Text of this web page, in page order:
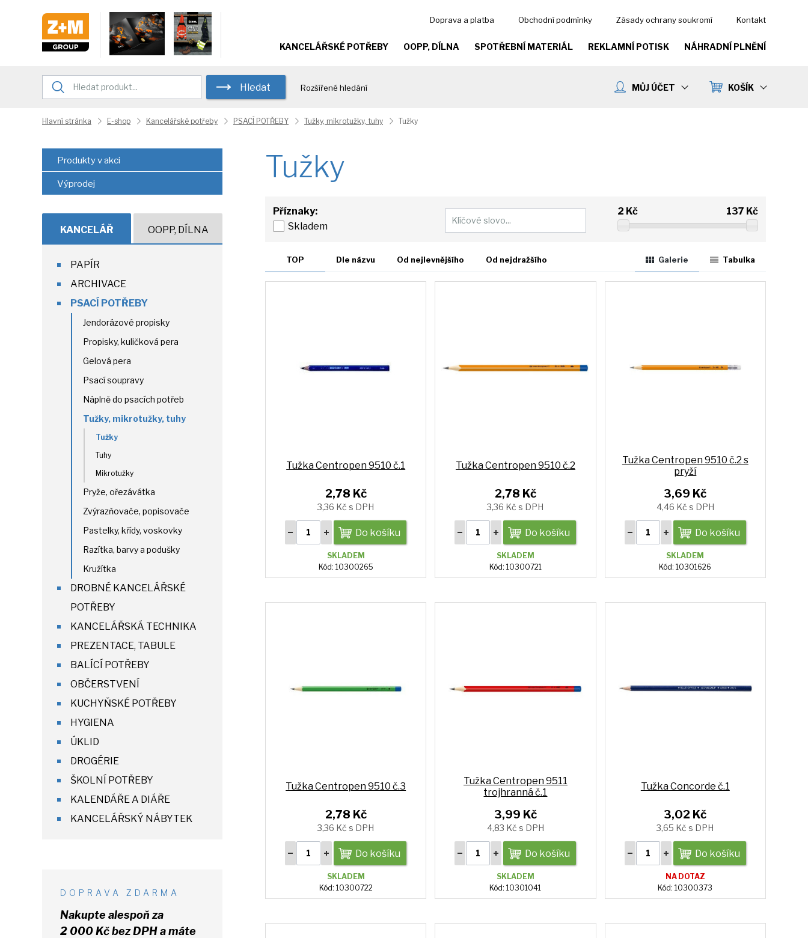
Doprava a platba Obchodní podmínky Zásady ochrany soukromí Kontakt
KANCELÁŘSKÉ POTŘEBY OOPP, DÍLNA SPOTŘEBNÍ MATERIÁL REKLAMNÍ POTISK NÁHRADNÍ PLNĚNÍ
Hledat Rozšířené hledání KOŠÍK
MŮJ ÚČET
Hlavní stránka E-shop Kancelářské potřeby PSACÍ POTŘEBY Tužky, mikrotužky, tuhy Tužky
Tužky
Příznaky:
Skladem
2 Kč 137 Kč
TOP Dle názvu Od nejlevnějšího Od nejdražšího Tabulka
Galerie
Tužka Centropen 9510 č.1
2,78 Kč
3,36 Kč s DPH
Do košíku
SKLADEM
Kód: 10300265
Tužka Centropen 9510 č.2
2,78 Kč
3,36 Kč s DPH
Do košíku
SKLADEM
Kód: 10300721
Tužka Centropen 9510 č.2 s
pryží
3,69 Kč
4,46 Kč s DPH
Do košíku
SKLADEM
Kód: 10301626
Tužka Centropen 9510 č.3
2,78 Kč
3,36 Kč s DPH
Do košíku
SKLADEM
Kód: 10300722
Tužka Centropen 9511
trojhranná č.1
3,99 Kč
4,83 Kč s DPH
Do košíku
SKLADEM
Kód: 10301041
Tužka Concorde č.1
3,02 Kč
3,65 Kč s DPH
Do košíku
NA DOTAZ
Kód: 10300373
Produkty v akci
Výprodej
KANCELÁŘ OOPP, DÍLNA
PAPÍR
ARCHIVACE
PSACÍ POTŘEBY
Jendorázové propisky
Propisky, kuličková pera
Gelová pera
Psací soupravy
Náplně do psacích potřeb
Tužky, mikrotužky, tuhy
Tužky
Tuhy
Mikrotužky
Pryže, ořezávátka
Zvýrazňovače, popisovače
Pastelky, křídy, voskovky
Razítka, barvy a podušky
Kružítka
DROBNÉ KANCELÁŘSKÉ
POTŘEBY
KANCELÁŘSKÁ TECHNIKA
PREZENTACE, TABULE
BALÍCÍ POTŘEBY
OBČERSTVENÍ
KUCHYŇSKÉ POTŘEBY
HYGIENA
ÚKLID
DROGÉRIE
ŠKOLNÍ POTŘEBY
KALENDÁŘE A DIÁŘE
KANCELÁŘSKÝ NÁBYTEK
DOPRAVA ZDARMA
Nakupte alespoň za
2 000 Kčbez DPHa máte